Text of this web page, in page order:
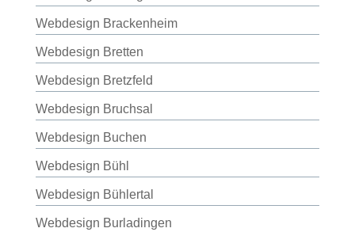
Webdesign Brackenheim
Webdesign Bretten
Webdesign Bretzfeld
Webdesign Bruchsal
Webdesign Buchen
Webdesign Bühl
Webdesign Bühlertal
Webdesign Burladingen